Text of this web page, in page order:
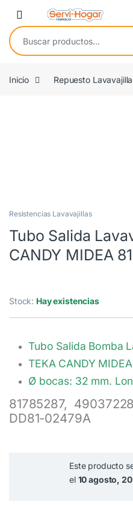
Saltar a navegación
saltar al contenido
Open
Buscar por:
Inicio Repuesto
Resistencias Lavavajillas
Tubo Salida
CANDY MIDEA
Stock: Hay existencias
Tubo Salida Bomba
TEKA CANDY
Ø bocas: 32 mm.
81785287,
DD81-02479A
Este producto
el 10 agosto,